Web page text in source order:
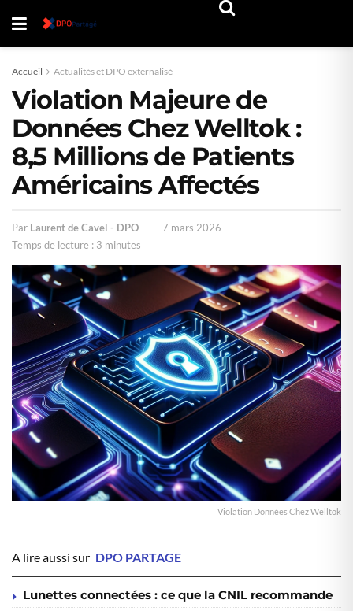
Accueil Actualités et DPO externalisé
Violation Majeure de
Données Chez Welltok :
8,5 Millions de Patients
Américains Affectés
Par Laurent de Cavel - DPO
7 mars 2026
Temps de lecture : 3 minutes
Violation Données Chez Welltok
A lire aussi sur DPO PARTAGE
Lunettes connectées : ce que la CNIL recommande